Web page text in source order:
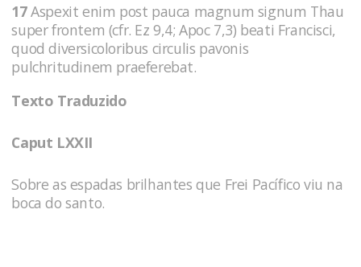
17Aspexit enim post pauca magnum signum Thau
super frontem (cfr. Ez 9,4; Apoc 7,3) beati Francisci,
quod diversicoloribus circulis pavonis
pulchritudinem praeferebat.
Texto Traduzido
Caput LXXII
Sobre as espadas brilhantes que Frei Pacífico viu na
boca do santo.